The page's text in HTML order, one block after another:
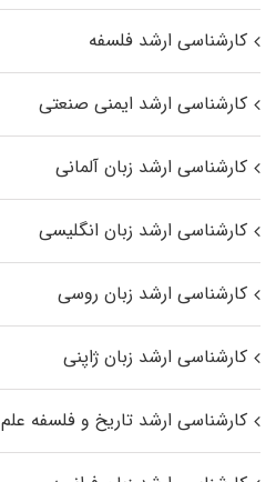
کارشناسی ارشد فلسفه
کارشناسی ارشد ایمنی صنعتی
کارشناسی ارشد زبان آلمانی
کارشناسی ارشد زبان انگلیسی
کارشناسی ارشد زبان روسی
کارشناسی ارشد زبان ژاپنی
کارشناسی ارشد تاریخ و فلسفه علم